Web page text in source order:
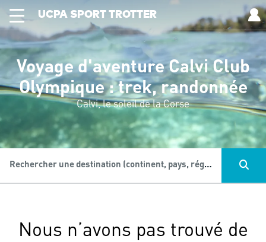
UCPA SPORT TROTTER
Voyage d'aventure Calvi Club
Olympique : trek, randonnée
Calvi, le soleil de la Corse
Rechercher une destination (continent, pays, région...), une activité...
Nous n’avons pas trouvé de